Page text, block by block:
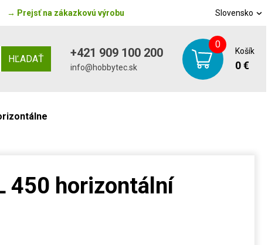
→ Prejsť na zákazkovú výrobu Slovensko
HĽADAŤ +421 909 100 200
info@hobbytec.sk
0
Košík
0 €
450 horizontální